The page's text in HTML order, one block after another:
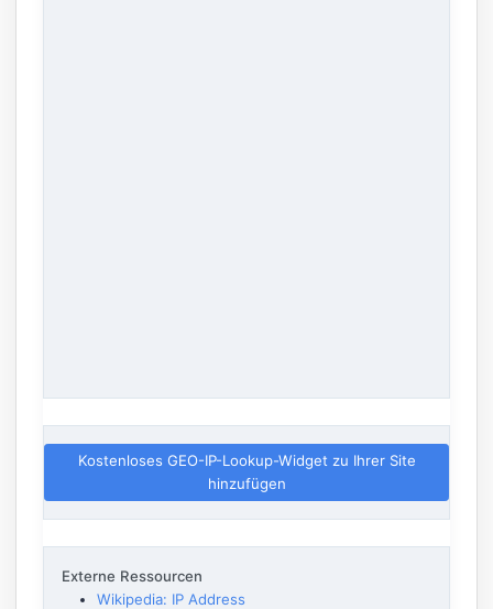
Kostenloses GEO-IP-Lookup-Widget zu Ihrer Site
hinzufügen
Externe Ressourcen
Wikipedia: IP Address